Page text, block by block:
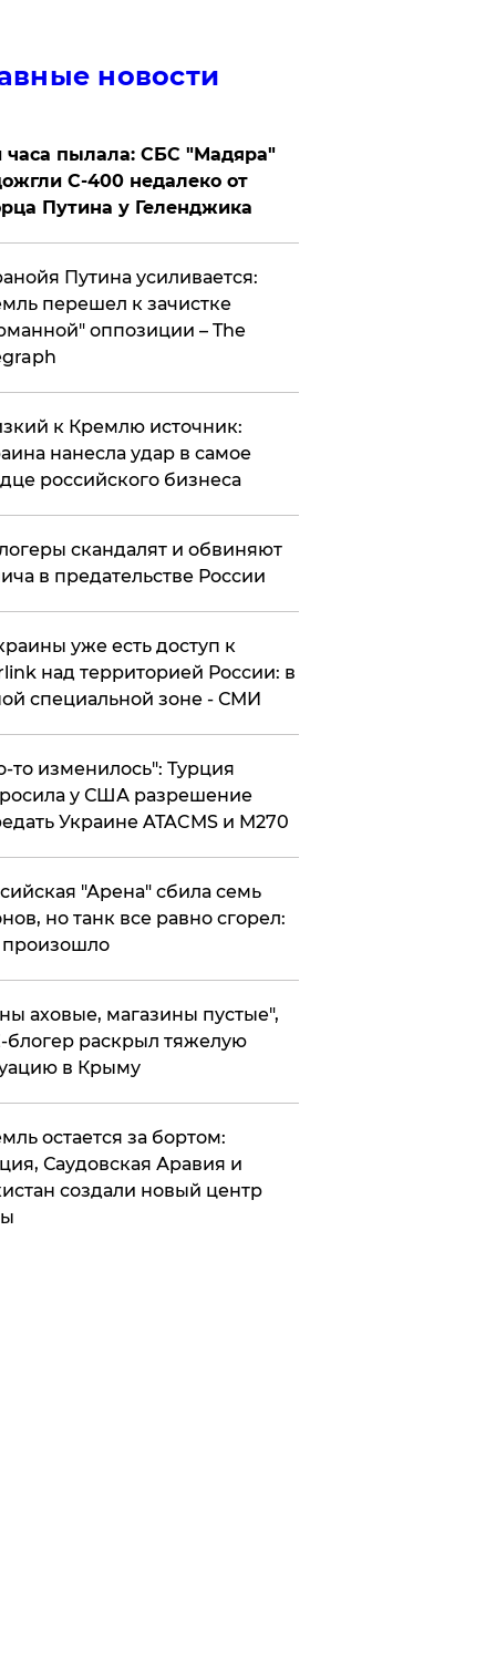
новости
часа пылала: СБС "Мадяра"
С-400 недалеко от
Путина у Геленджика
Путина усиливается:
перешел к зачистке
оппозиции – The
к Кремлю источник:
нанесла удар в самое
российского бизнеса
скандалят и обвиняют
в предательстве России
уже есть доступ к
над территорией России: в
специальной зоне - СМИ
то изменилось": Турция
у США разрешение
Украине ATACMS и M270
"Арена" сбила семь
но танк все равно сгорел:
произошло
аховые, магазины пустые",
раскрыл тяжелую
в Крыму
остается за бортом:
Саудовская Аравия и
создали новый центр